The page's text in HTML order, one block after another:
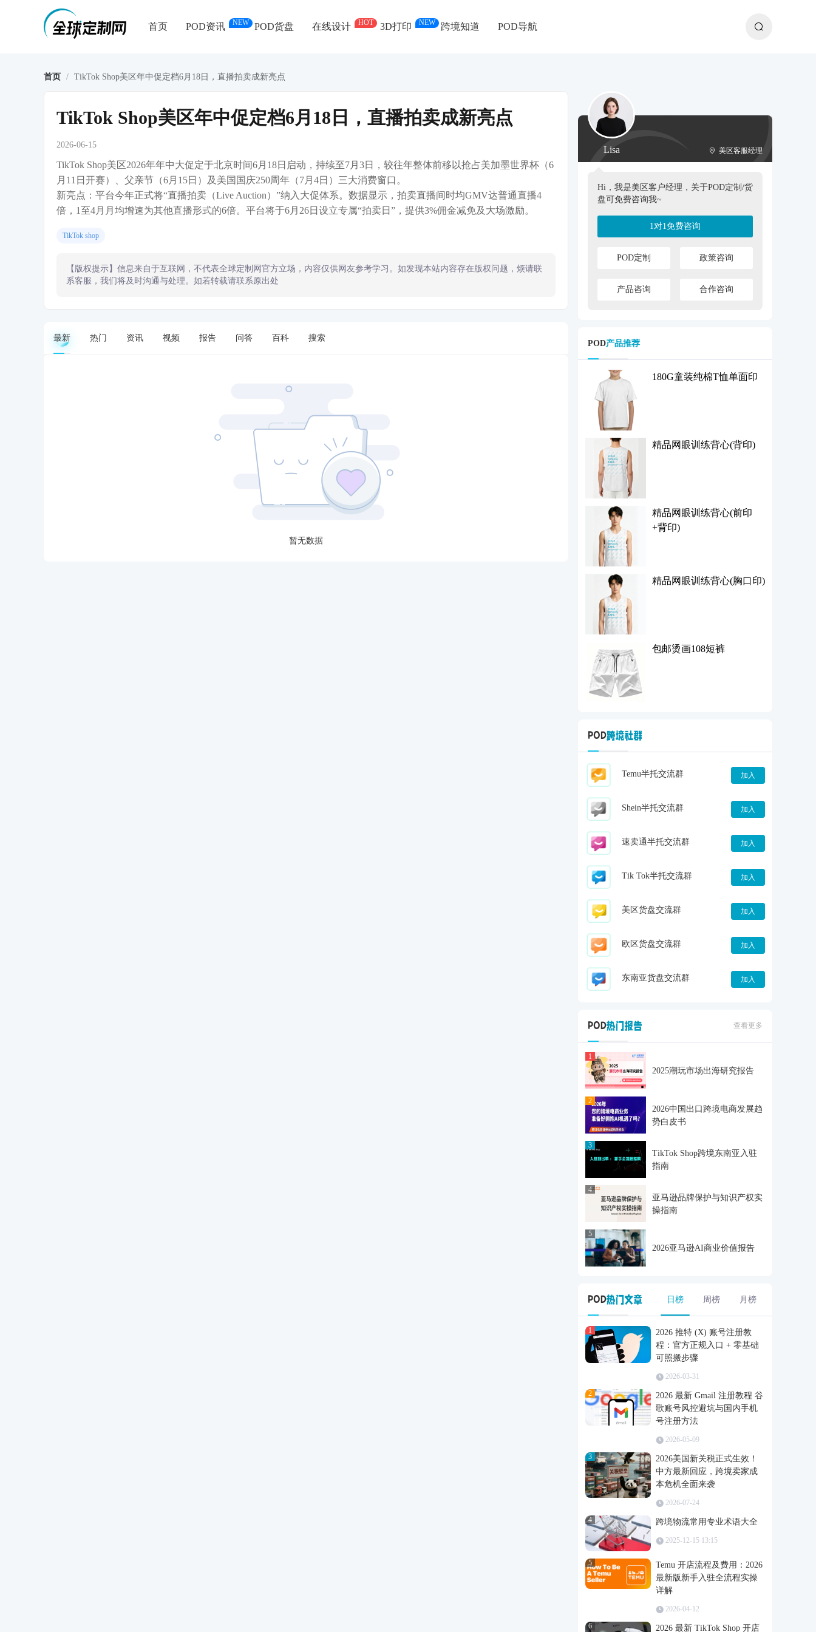
首页 POD资讯 NEW POD货盘 在线设计 HOT 3D打印 NEW 跨境知道 POD导航
首页 / TikTok Shop美区年中促定档6月18日，直播拍卖成新亮点
TikTok Shop美区年中促定档6月18日，直播拍卖成新亮点
2026-06-15
TikTok Shop美区2026年年中大促定于北京时间6月18日启动，持续至7月3日，较往年整体前移以抢占美加墨世界杯（6
月11日开赛）、父亲节（6月15日）及美国国庆250周年（7月4日）三大消费窗口。
新亮点：平台今年正式将“直播拍卖（Live Auction）”纳入大促体系。数据显示，拍卖直播间时均GMV达普通直播4
倍，1至4月月均增速为其他直播形式的6倍。平台将于6月26日设立专属“拍卖日”，提供3%佣金减免及大场激励。
TikTok shop
【版权提示】信息来自于互联网，不代表全球定制网官方立场，内容仅供网友参考学习。如发现本站内容存在版权问题，烦请联
系客服，我们将及时沟通与处理。如若转载请联系原出处
最新 热门 资讯 视频 报告 问答 百科 搜索
暂无数据
Lisa 美区客服经理
Hi，我是美区客户经理，关于POD定制/货
盘可免费咨询我~
1对1免费咨询
POD定制 政策咨询
产品咨询 合作咨询
POD产品推荐
180G童装纯棉T恤单面印
精品网眼训练背心(背印)
精品网眼训练背心(前印
+背印)
精品网眼训练背心(胸口印)
包邮烫画108短裤
Temu半托交流群 加入
Shein半托交流群 加入
速卖通半托交流群 加入
Tik Tok半托交流群 加入
美区货盘交流群 加入
欧区货盘交流群 加入
东南亚货盘交流群 加入
查看更多
1
2025潮玩市场出海研究报告
2
2026中国出口跨境电商发展趋
势白皮书
3
TikTok Shop跨境东南亚入驻
指南
4
亚马逊品牌保护与知识产权实
操指南
5
2026亚马逊AI商业价值报告
日榜 周榜 月榜
1
2026 推特 (X) 账号注册教
程：官方正规入口 + 零基础
可照搬步骤
2026-03-31
2
2026 最新 Gmail 注册教程 谷
歌账号风控避坑与国内手机
号注册方法
2026-05-09
3
2026美国新关税正式生效！
中方最新回应，跨境卖家成
本危机全面来袭
2026-07-24
4
跨境物流常用专业术语大全
2025-12-15 13:15
5
Temu 开店流程及费用：2026
最新版新手入驻全流程实操
详解
2026-04-12
6
2026 最新 TikTok Shop 开店